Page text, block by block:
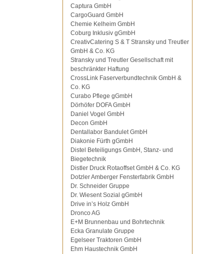
Captura GmbH
CargoGuard GmbH
Chemie Kelheim GmbH
Coburg Inklusiv gGmbH
CreativCatering S & T Stransky und Treutler
GmbH & Co. KG
Stransky und Treutler Gesellschaft mit
beschränkter Haftung
CrossLink Faserverbundtechnik GmbH &
Co. KG
Curabo Pflege gGmbH
Dörhöfer DOFA GmbH
Daniel Vogel GmbH
Decon GmbH
Dentallabor Bandulet GmbH
Diakonie Fürth gGmbH
Distel Beteiligungs GmbH, Stanz- und
Biegetechnik
Distler Druck Rotaoffset GmbH & Co. KG
Dotzler Amberger Fensterfabrik GmbH
Dr. Schneider Gruppe
Dr. Wiesent Sozial gGmbH
Drive in’s Holz GmbH
Dronco AG
E+M Brunnenbau und Bohrtechnik
Ecka Granulate Gruppe
Egelseer Traktoren GmbH
Ehm Haustechnik GmbH